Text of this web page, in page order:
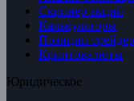
Скринер акций
Калькуляторы
Позиции
Криптовалюты
Юридическое